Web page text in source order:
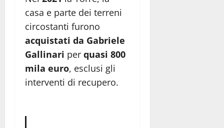
casa e parte dei terreni
circostanti furono
acquistati da Gabriele
Gallinari per quasi 800
mila euro, esclusi gli
interventi di recupero.